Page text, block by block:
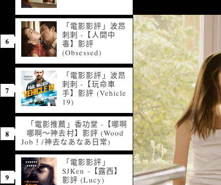
「電影影評」波昂
刺刺 -【人間中
毒】影評
(Obsessed)
「電影影評」波昂
刺刺 -【玩命車
手】影評 (Vehicle
19)
「電影推薦」香功堂 -【哪啊
哪啊～神去村】影評 (Wood
Job！/神去なあなあ日常)
「電影影評」
SJKen -【露西】
影評 (Lucy)